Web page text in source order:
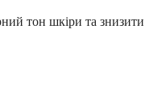
тон шкіри та